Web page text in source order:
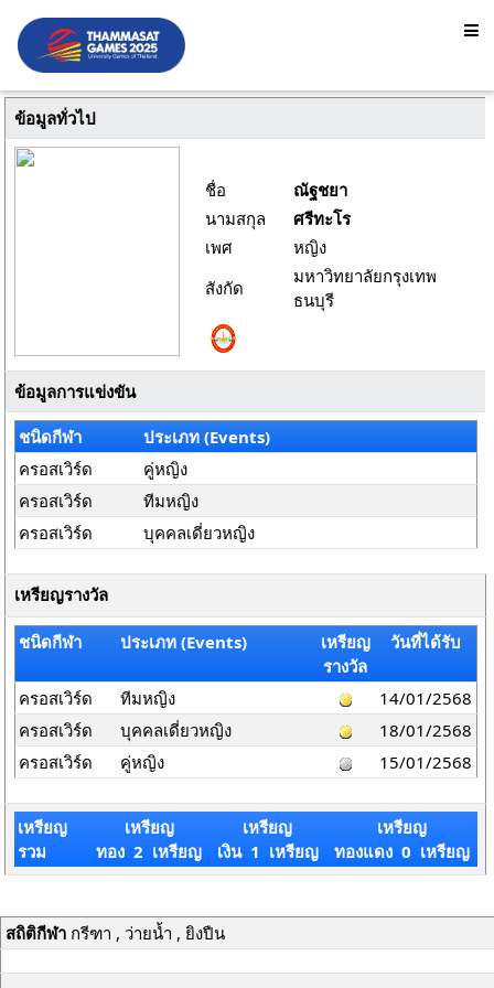
ข้อมูลทั่วไป
ชื่อ
ณัฐชยา
นามสกุล
ศรีทะโร
เพศ
หญิง
สังกัด
มหาวิทยาลัยกรุงเทพ
ธนบุรี
ข้อมูลการแข่งขัน
ชนิดกีฬา
ประเภท (Events)
ครอสเวิร์ด
คู่หญิง
ครอสเวิร์ด
ทีมหญิง
ครอสเวิร์ด
บุคคลเดี่ยวหญิง
เหรียญรางวัล
ชนิดกีฬา ประเภท (Events)
เหรียญ
รางวัล
วันที่ได้รับ
ครอสเวิร์ด ทีมหญิง
14/01/2568
ครอสเวิร์ด
บุคคลเดี่ยวหญิง
18/01/2568
ครอสเวิร์ด
คู่หญิง 15/01/2568
เหรียญ
รวม
เหรียญ
ทอง 2 เหรียญ
เหรียญ
เงิน 1 เหรียญ
เหรียญ
ทองแดง 0 เหรียญ
สถิติกีฬากรีฑา , ว่ายน้ำ , ยิงปืน